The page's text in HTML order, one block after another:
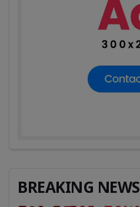
BREAKING NEWS